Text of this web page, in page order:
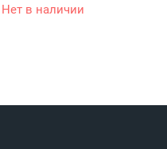
Нет в наличии